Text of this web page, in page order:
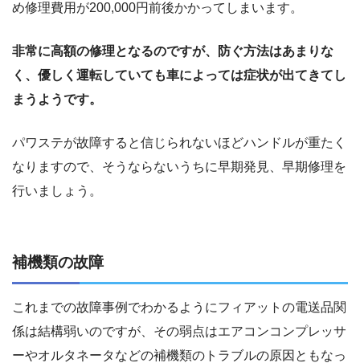
め修理費用が200,000円前後かかってしまいます。
非常に高額の修理となるのですが、防ぐ方法はあまりな
く、優しく運転していても車によっては症状が出てきてし
まうようです。
パワステが故障すると信じられないほどハンドルが重たく
なりますので、そうならないうちに早期発見、早期修理を
行いましょう。
補機類の故障
これまでの故障事例でわかるようにフィアットの電送品関
係は結構弱いのですが、その弱点はエアコンコンプレッサ
ーやオルタネータなどの補機類のトラブルの原因ともなっ